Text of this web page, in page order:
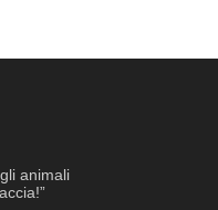
animali